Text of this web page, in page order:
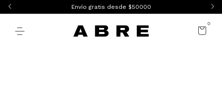
Envío gratis desde $50000
0